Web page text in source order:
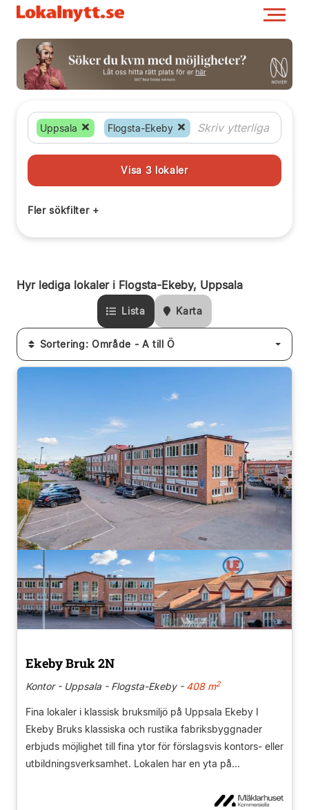
Uppsala Flogsta-Ekeby
Hyr lediga lokaler i Flogsta-Ekeby, Uppsala
Lista Karta
Sortering: Område - A till Ö
Ekeby Bruk 2N
Kontor - Uppsala - Flogsta-Ekeby -408 m2
Fina lokaler i klassisk bruksmiljö på Uppsala Ekeby I
Ekeby Bruks klassiska och rustika fabriksbyggnader
erbjuds möjlighet till fina ytor för förslagsvis kontors- eller
utbildningsverksamhet. Lokalen har en yta på...